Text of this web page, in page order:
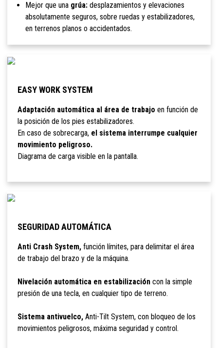
Mejor que una grúa:desplazamientos y elevaciones
absolutamente seguros, sobre ruedas y estabilizadores,
en terrenos planos o accidentados.
EASY WORK SYSTEM
Adaptación automática al área de trabajo en función de
la posición de los pies estabilizadores.
En caso de sobrecarga, el sistema interrumpe cualquier
movimiento peligroso.
Diagrama de carga visible en la pantalla.
SEGURIDAD AUTOMÁTICA
Anti Crash System,función límites, para delimitar el área
de trabajo del brazo y de la máquina.
Nivelación automática en estabilizacióncon la simple
presión de una tecla, en cualquier tipo de terreno.
Sistema antivuelco,Anti-Tilt System, con bloqueo de los
movimientos peligrosos, máxima seguridad y control.